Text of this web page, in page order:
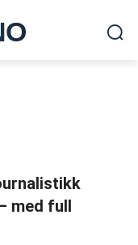
med full